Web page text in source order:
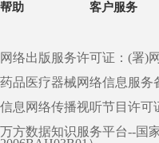
帮助 客户服务
网络出版服务许可证：(署)
药品医疗器械网络信息服务
信息网络传播视听节目许可
万方数据知识服务平台--国